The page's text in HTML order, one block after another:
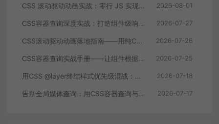
CSS 滚动驱动动画实战：零行 JS 实现进度条、视差与入场特效 2026-08-01
CSS容器查询深度实战：打造组件级响应式布局 2026-07-27
CSS滚动驱动动画落地指南——用纯CSS构建滚动叙事页面的完整方案 2026-07-26
CSS容器查询实战手册——让组件根据自身尺寸而非视口自适应布局 2026-07-25
用CSS @layer终结样式优先级混战：多组件库集成的工程化解法 2026-07-18
告别全局媒体查询：用CSS容器查询与嵌套语法构建真正独立的响应式组件 2026-07-17